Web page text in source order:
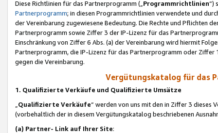
Diese Richtlinien für das Partnerprogramm („Programmrichtlinien“)
Partnerprogramm; in diesen Programmrichtlinien verwendete und
der Vereinbarung zugewiesene Bedeutung. Die Rechte und Pflichten
Partnerprogramm sowie Ziffer 3 der IP-Lizenz für das
Einschränkung von Ziffer 6 Abs. (a) der Vereinbarung wird hiermit
Partnerprogramm, die IP-Lizenz für das Partnerprogramm oder
gegen die Vereinbarung.
Vergütungskatalog für das
1. Qualifizierte Verkäufe und Qualifizierte Umsätze
Qualifizierte Verkäufe“ werden von uns mit den in Ziffer 3
(vorbehaltlich der in diesem Vergütungskatalog beschriebenen
(a) Partner- Link auf Ihrer Site: